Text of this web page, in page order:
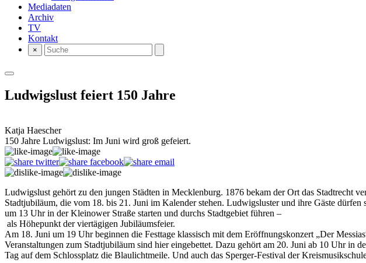
Mediadaten
Archiv
TV
Kontakt
×
Ludwigslust feiert 150 Jahre
Katja Haescher
150 Jahre Ludwigslust: Im Juni wird groß gefeiert.
Ludwigslust gehört zu den jungen Städten in Mecklenburg. 1876 bekam der Ort das Stadtrecht
Stadtjubiläum, die vom 18. bis 21. Juni im Kalender stehen. Ludwigsluster und ihre Gäste
um 13 Uhr in der Kleinower Straße starten und durchs Stadtgebiet führen –
als Höhepunkt der viertägigen Jubiläumsfeier.
Am 18. Juni um 19 Uhr beginnen die Festtage klassisch mit dem Eröffnungskonzert „Der
Veranstaltungen zum Stadtjubiläum sind hier eingebettet. Dazu gehört am 20. Juni ab 10 Uhr
Tag auf dem Schlossplatz die Blaulichtmeile. Und auch das Sperger-Festival der